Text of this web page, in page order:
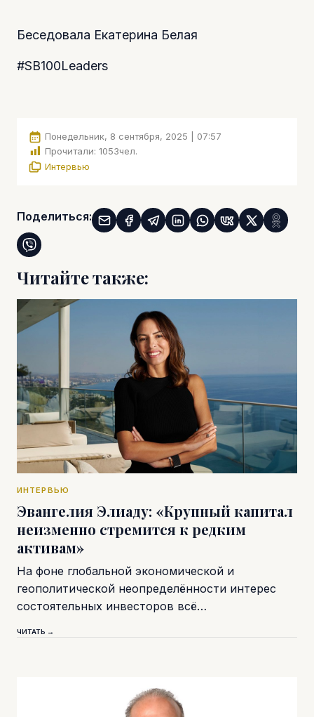
Беседовала Екатерина Белая
#SB100Leaders
Понедельник, 8 сентября, 2025 | 07:57
Прочитали: 1053чел.
Интервью
Поделиться:
Читайте также:
ИНТЕРВЬЮ
Эвангелия Элиаду: «Крупный капитал
неизменно стремится к редким
активам»
На фоне глобальной экономической и
геополитической неопределённости интерес
состоятельных инвесторов всё…
ЧИТАТЬ →